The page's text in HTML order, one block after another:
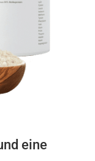
eine